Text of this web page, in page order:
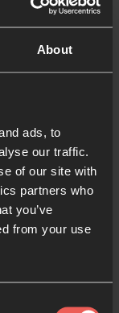
About
ads, to
our traffic.
of our site with
partners who
you’ve
from your use
con Liz
y estar